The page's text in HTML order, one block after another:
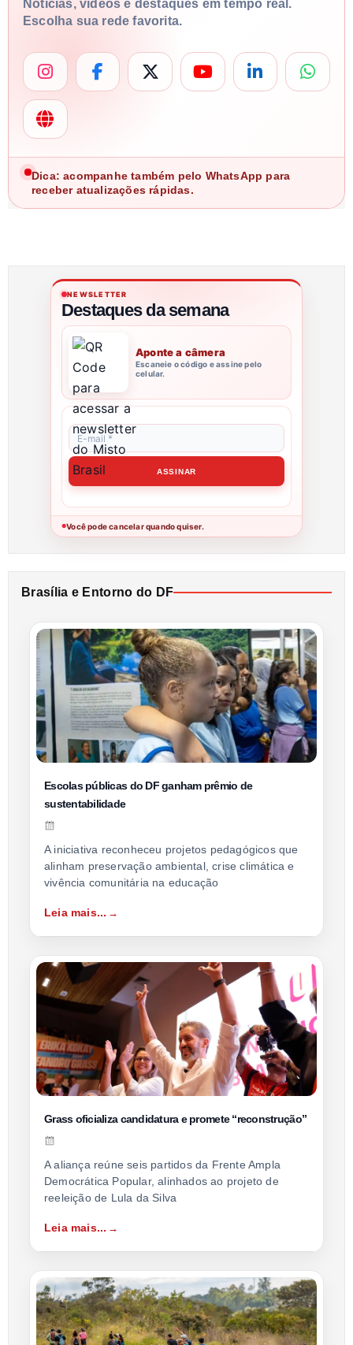
Notícias, vídeos e destaques em tempo real.
Escolha sua rede favorita.
Dica: acompanhe também pelo WhatsApp para
receber atualizações rápidas.
NEWSLETTER
Destaques da semana
Aponte a câmera
Escaneie o código e assine pelo
celular.
●Você pode cancelar quando quiser.
Brasília e Entorno do DF
Escolas públicas do DF ganham prêmio de
sustentabilidade
A iniciativa reconheceu projetos pedagógicos que
alinham preservação ambiental, crise climática e
vivência comunitária na educação
Leia mais...
Grass oficializa candidatura e promete “reconstrução”
A aliança reúne seis partidos da Frente Ampla
Democrática Popular, alinhados ao projeto de
reeleição de Lula da Silva
Leia mais...